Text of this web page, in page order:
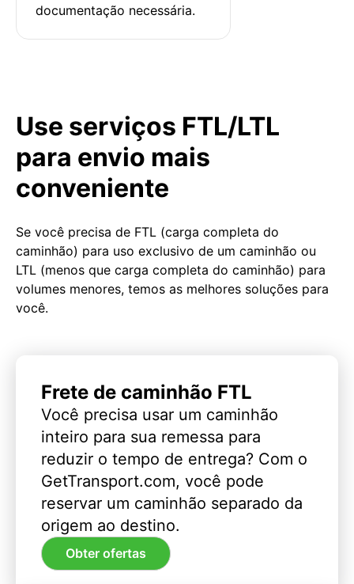
documentação necessária.
Use serviços FTL/LTL
para envio mais
conveniente
Se você precisa de FTL (carga completa do
caminhão) para uso exclusivo de um caminhão ou
LTL (menos que carga completa do caminhão) para
volumes menores, temos as melhores soluções para
você.
Frete de caminhão FTL
Você precisa usar um caminhão
inteiro para sua remessa para
reduzir o tempo de entrega? Com o
GetTransport.com, você pode
reservar um caminhão separado da
origem ao destino.
Obter ofertas